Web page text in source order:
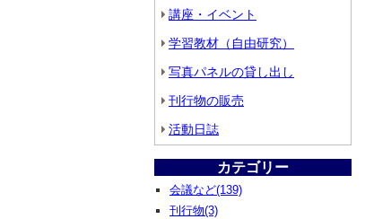
講座・イベント
学習教材（自由研究）
写真パネルの貸し出し
刊行物の販売
活動日誌
カテゴリー
会議など(139)
刊行物(3)